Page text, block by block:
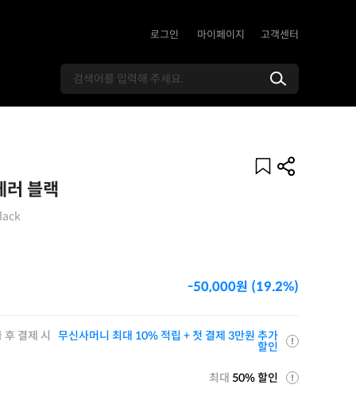
로그인 마이페이지 고객센터
러 블랙
-50,000원 (19.2%)
후 결제 시 무신사머니 최대 10% 적립 + 첫 결제 3만원 추가
할인
최대 50% 할인